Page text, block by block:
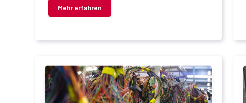
Mehr erfahren